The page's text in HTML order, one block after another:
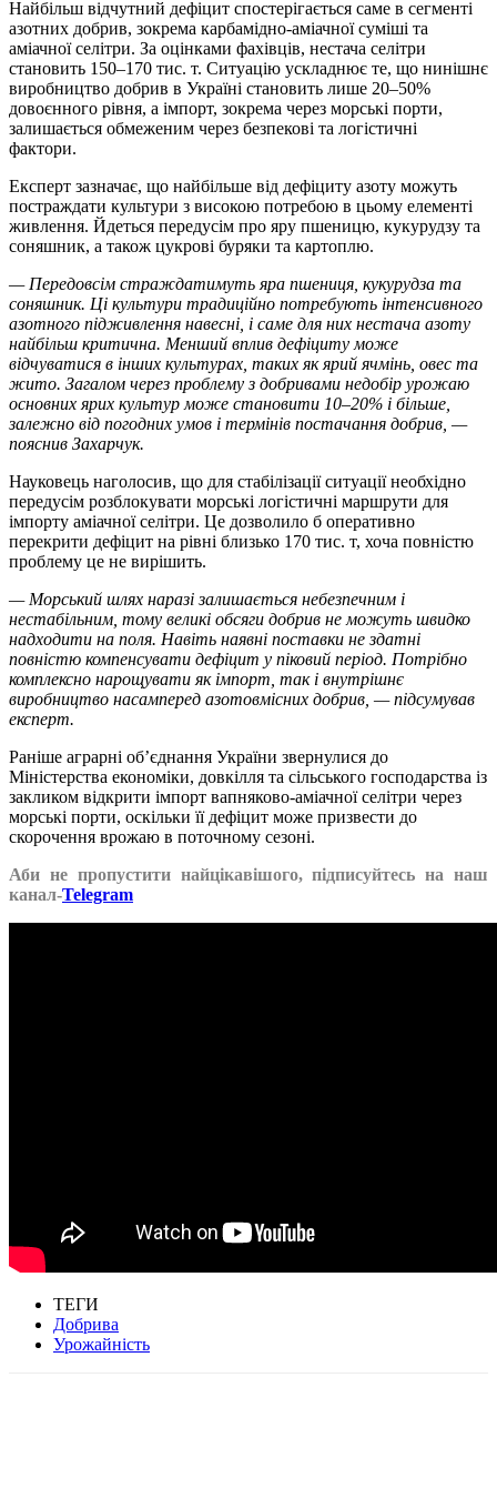
Найбільш відчутний дефіцит спостерігається саме в сегменті
азотних добрив, зокрема карбамідно-аміачної суміші та
аміачної селітри. За оцінками фахівців, нестача селітри
становить 150–170 тис. т. Ситуацію ускладнює те, що нинішнє
виробництво добрив в Україні становить лише 20–50%
довоєнного рівня, а імпорт, зокрема через морські порти,
залишається обмеженим через безпекові та логістичні
фактори.
Експерт зазначає, що найбільше від дефіциту азоту можуть
постраждати культури з високою потребою в цьому елементі
живлення. Йдеться передусім про яру пшеницю, кукурудзу та
соняшник, а також цукрові буряки та картоплю.
— Передовсім страждатимуть яра пшениця, кукурудза та
соняшник. Ці культури традиційно потребують інтенсивного
азотного підживлення навесні, і саме для них нестача азоту
найбільш критична. Менший вплив дефіциту може
відчуватися в інших культурах, таких як ярий ячмінь, овес та
жито. Загалом через проблему з добривами недобір урожаю
основних ярих культур може становити 10–20% і більше,
залежно від погодних умов і термінів постачання добрив, —
пояснив Захарчук.
Науковець наголосив, що для стабілізації ситуації необхідно
передусім розблокувати морські логістичні маршрути для
імпорту аміачної селітри. Це дозволило б оперативно
перекрити дефіцит на рівні близько 170 тис. т, хоча повністю
проблему це не вирішить.
— Морський шлях наразі залишається небезпечним і
нестабільним, тому великі обсяги добрив не можуть швидко
надходити на поля. Навіть наявні поставки не здатні
повністю компенсувати дефіцит у піковий період. Потрібно
комплексно нарощувати як імпорт, так і внутрішнє
виробництво насамперед азотовмісних добрив, — підсумував
експерт.
Раніше аграрні об’єднання України звернулися до
Міністерства економіки, довкілля та сільського господарства із
закликом відкрити імпорт вапняково-аміачної селітри через
морські порти, оскільки її дефіцит може призвести до
скорочення врожаю в поточному сезоні.
Аби не пропустити найцікавішого, підписуйтесь на наш
канал-Telegram
ТЕГИ
Добрива
Урожайність